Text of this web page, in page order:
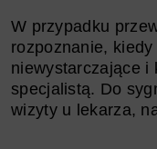
W przypadku
rozpoznanie,
niewystarczające i
specjalistą. Do
wizyty u lekarza,